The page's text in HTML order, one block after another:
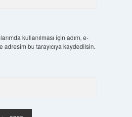
kullanılması için adım, e-
adresim bu tarayıcıya kaydedilsin.